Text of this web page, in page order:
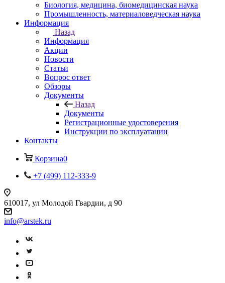
Биология, медицина, биомедицинская наука
Промышленность, материаловедческая наука
Информация
Назад
Информация
Акции
Новости
Статьи
Вопрос ответ
Обзоры
Документы
Назад
Документы
Регистрационные удостоверения
Инструкции по эксплуатации
Контакты
Корзина0
+7 (499) 112-333-9
610017, ул Молодой Гвардии, д 90
info@arstek.ru